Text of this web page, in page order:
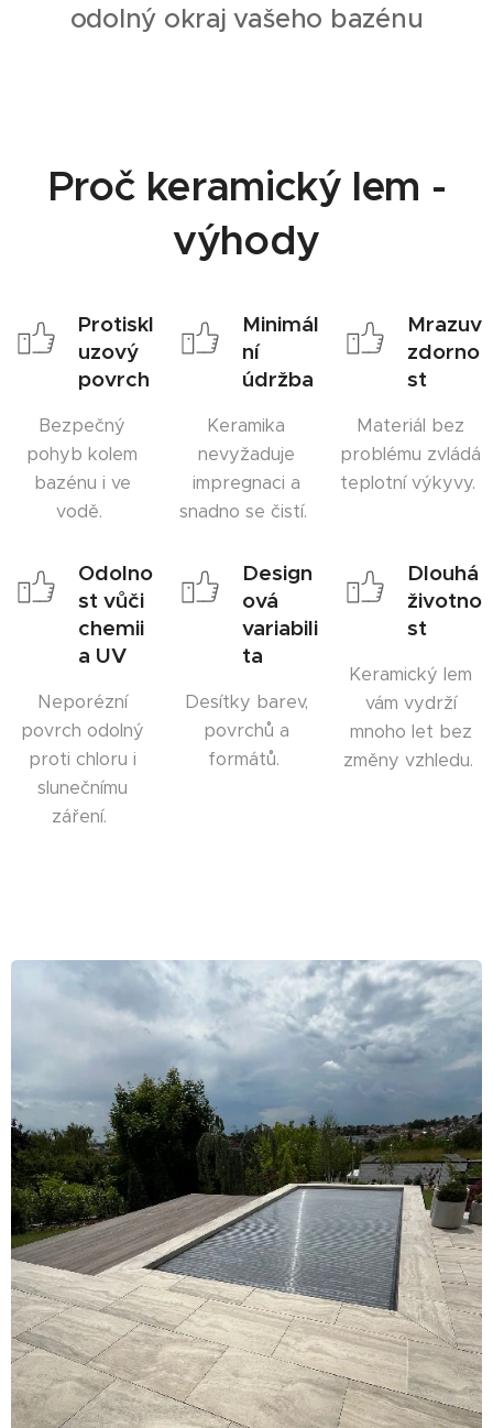
odolný okraj vašeho bazénu
Proč keramický lem -
výhody
Protiskl
uzový
povrch
Bezpečný
pohyb kolem
bazénu i ve
vodě.
Minimál
ní
údržba
Keramika
nevyžaduje
impregnaci a
snadno se čistí.
Mrazuv
zdorno
st
Materiál bez
problému zvládá
teplotní výkyvy.
Odolno
st vůči
chemii
a UV
Neporézní
povrch odolný
proti chloru i
slunečnímu
záření.
Design
ová
variabili
ta
Desítky barev,
povrchů a
formátů.
Dlouhá
životno
st
Keramický lem
vám vydrží
mnoho let bez
změny vzhledu.